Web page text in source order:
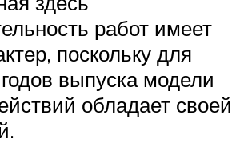
работ имеет
поскольку для
выпуска модели
обладает своей